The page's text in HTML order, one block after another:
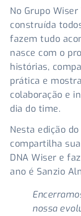
No Grupo
construída
fazem tudo
nasce com o
histórias,
prática e
colaboração e
dia do time.
Nesta edição
compartilha
DNA Wiser e
ano é Sanzio
nossa